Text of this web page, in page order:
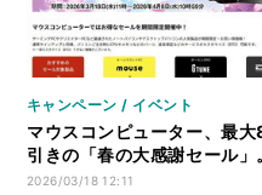
キャンペーン / イベント
マウスコンピューター、最大
引きの「春の大感謝セール」
8日まで
2026/03/18 12:11